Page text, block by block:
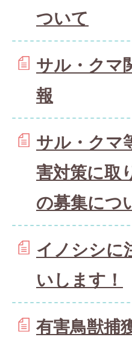
ついて
サル・クマ
報
サル・クマ
害対策に取
の募集につ
イノシシに
いします！
有害鳥獣捕